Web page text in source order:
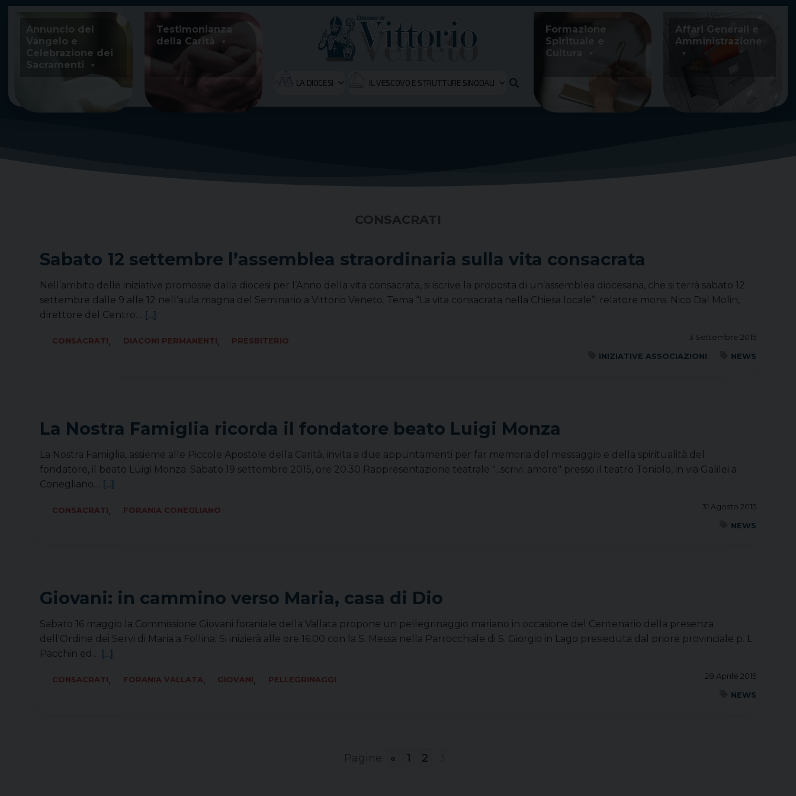
Skip
content
Annuncio del
Vangelo e
Celebrazione dei
Sacramenti
Testimonianza
della Carità
LA DIOCESI IL VESCOVO E STRUTTURE SINODALI
Formazione
Spirituale e
Cultura
Affari Generali e
Amministrazione
CONSACRATI
Sabato 12 settembre l’assemblea straordinaria sulla vita consacrata
Nell’ambito delle iniziative promosse dalla diocesi per l’Anno della vita consacrata, si iscrive la proposta di un’assemblea diocesana, che si terrà sabato 12
settembre dalle 9 alle 12 nell’aula magna del Seminario a Vittorio Veneto. Tema “La vita consacrata nella Chiesa locale”; relatore mons. Nico Dal Molin,
direttore del Centro… [...]
3 Settembre 2015
CONSACRATI, DIACONI PERMANENTI,
PRESBITERIO
INIZIATIVE ASSOCIAZIONI
NEWS
La Nostra Famiglia ricorda il fondatore beato Luigi Monza
La Nostra Famiglia, assieme alle Piccole Apostole della Carità, invita a due appuntamenti per far memoria del messaggio e della spiritualità del
fondatore, il beato Luigi Monza. Sabato 19 settembre 2015, ore 20.30 Rappresentazione teatrale "...scrivi: amore" presso il teatro Toniolo, in via Galilei a
Conegliano… [...]
31 Agosto 2015
CONSACRATI,
FORANIA CONEGLIANO
NEWS
Giovani: in cammino verso Maria, casa di Dio
Sabato 16 maggio la Commissione Giovani foraniale della Vallata propone un pellegrinaggio mariano in occasione del Centenario della presenza
dell'Ordine dei Servi di Maria a Follina. Si inizierà alle ore 16.00 con la S. Messa nella Parrocchiale di S. Giorgio in Lago presieduta dal priore provinciale p. L.
Pacchin ed… [...]
28 Aprile 2015
CONSACRATI, FORANIA VALLATA, GIOVANI,
PELLEGRINAGGI
NEWS
Pagine: « 1 2